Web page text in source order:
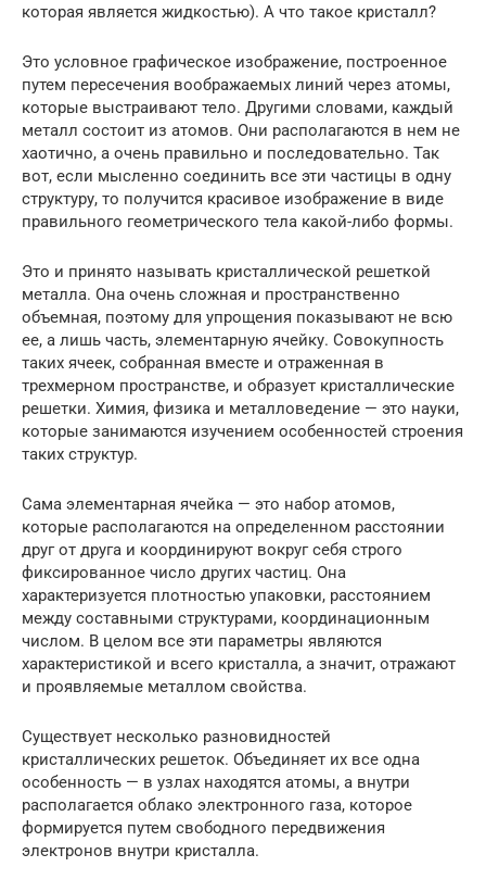
которая является жидкостью). А что такое кристалл?
Это условное графическое изображение, построенное
путем пересечения воображаемых линий через атомы,
которые выстраивают тело. Другими словами, каждый
металл состоит из атомов. Они располагаются в нем не
хаотично, а очень правильно и последовательно. Так
вот, если мысленно соединить все эти частицы в одну
структуру, то получится красивое изображение в виде
правильного геометрического тела какой-либо формы.
Это и принято называть кристаллической решеткой
металла. Она очень сложная и пространственно
объемная, поэтому для упрощения показывают не всю
ее, а лишь часть, элементарную ячейку. Совокупность
таких ячеек, собранная вместе и отраженная в
трехмерном пространстве, и образует кристаллические
решетки. Химия, физика и металловедение — это науки,
которые занимаются изучением особенностей строения
таких структур.
Сама элементарная ячейка — это набор атомов,
которые располагаются на определенном расстоянии
друг от друга и координируют вокруг себя строго
фиксированное число других частиц. Она
характеризуется плотностью упаковки, расстоянием
между составными структурами, координационным
числом. В целом все эти параметры являются
характеристикой и всего кристалла, а значит, отражают
и проявляемые металлом свойства.
Существует несколько разновидностей
кристаллических решеток. Объединяет их все одна
особенность — в узлах находятся атомы, а внутри
располагается облако электронного газа, которое
формируется путем свободного передвижения
электронов внутри кристалла.